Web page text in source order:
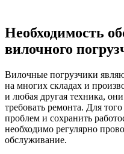
Необходимость
вилочного
Вилочные погрузчики
на многих складах и
и любая другая техника,
требовать ремонта. Для
проблем и сохранить
необходимо регулярно
обслуживание.